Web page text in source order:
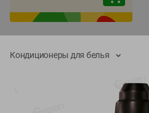
Кондиционеры для белья